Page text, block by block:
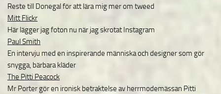
Reste till Donegal för att lära mig mer om tweed
Mitt Flickr
Här lägger jag foton nu när jag skrotat Instagram
Paul Smith
En intervju med en inspirerande människa och designer som gör
snygga, bärbara kläder
The Pitti Peacock
Mr Porter gör en ironisk betraktelse av herrmodemässan Pitti